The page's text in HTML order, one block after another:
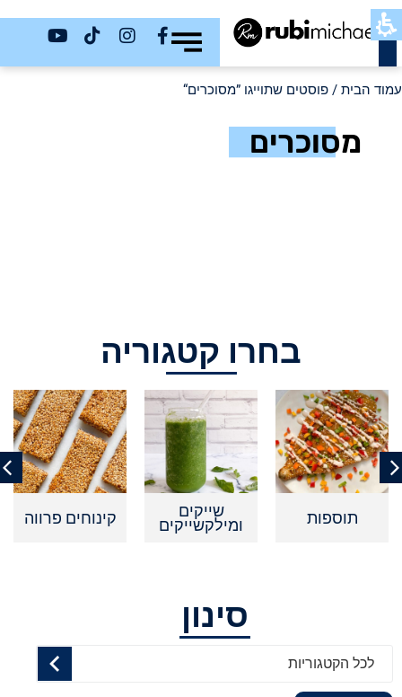
כשר
עמוד הבית / פוסטים שתוייגו ”מסוכרים“
מסוכרים
בחרו קטגוריה
תוספות שייקים
ומילקשייקים קינוחים פרווה
סינון
לכל הקטגוריות